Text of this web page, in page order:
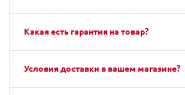
Какая есть гарантия на товар?
Условия доставки в вашем магазине?